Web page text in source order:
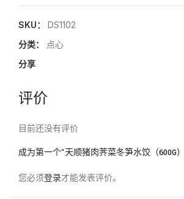
SKU： DS1102
分类：
点心
分享
评价
目前还没有评价
成为第一个“天顺猪肉荠菜冬笋水饺（600G
您必须登录才能发表评价。